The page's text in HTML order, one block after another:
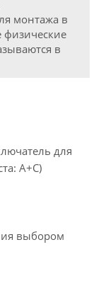
монтажа в
физические
в
для
A+C)
выбором